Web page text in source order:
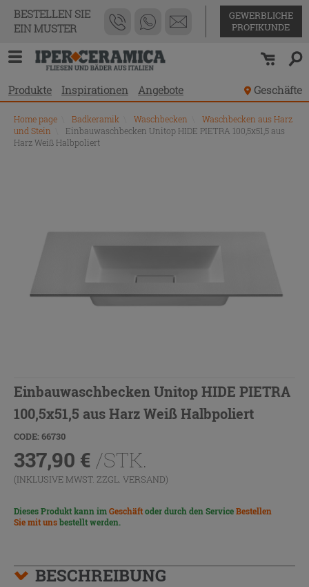
BESTELLEN SIE
EIN MUSTER
GEWERBLICHE
PROFIKUNDE
Produkte Inspirationen Angebote Geschäfte
Home page Badkeramik Waschbecken
Waschbecken aus Harz
und Stein
Einbauwaschbecken Unitop HIDE PIETRA 100,5x51,5 aus
Harz Weiß Halbpoliert
Einbauwaschbecken Unitop HIDE PIETRA
100,5x51,5 aus Harz Weiß Halbpoliert
CODE: 66730
337,90 € /STK.
(INKLUSIVE MWST. ZZGL. VERSAND)
Dieses Produkt kann imGeschäftoder durch den ServiceBestellen
Sie mit unsbestellt werden.
BESCHREIBUNG